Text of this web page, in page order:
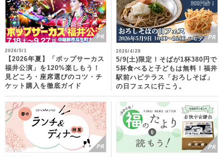
2026/5/1
【2026年夏】「ポップサーカス
福井公演」を120%楽しもう！
見どころ・座席選びのコツ・チ
ケット購入を徹底ガイド
2026/4/28
5/9(土)限定！そばが1杯380円で
5杯食べると子どもは無料！福井
駅前ハピテラス「おろしそば」
の日フェスに行こう。